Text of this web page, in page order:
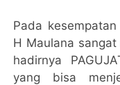
Pada
H Maulana
hadirnya
yang bisa